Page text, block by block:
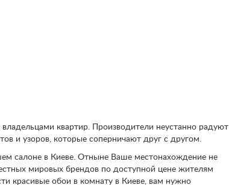
квартир. Производители неустанно радуют
и узоров, которые соперничают друг с другом.
салоне в Киеве. Отныне Ваше местонахождение не
мировых брендов по доступной цене жителям
красивые обои в комнату в Киеве, вам нужно